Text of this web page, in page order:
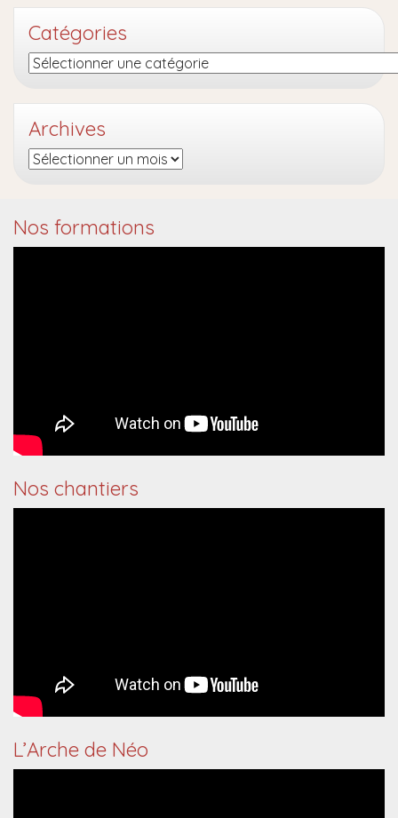
Catégories
Catégories
Archives
Archives
Nos formations
Nos chantiers
L’Arche de Néo